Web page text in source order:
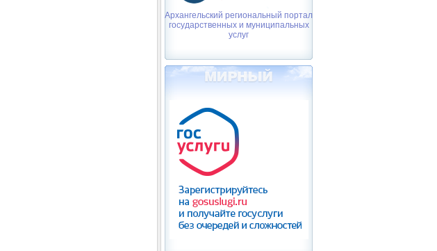
Архангельский региональный портал
государственных и муниципальных
услуг